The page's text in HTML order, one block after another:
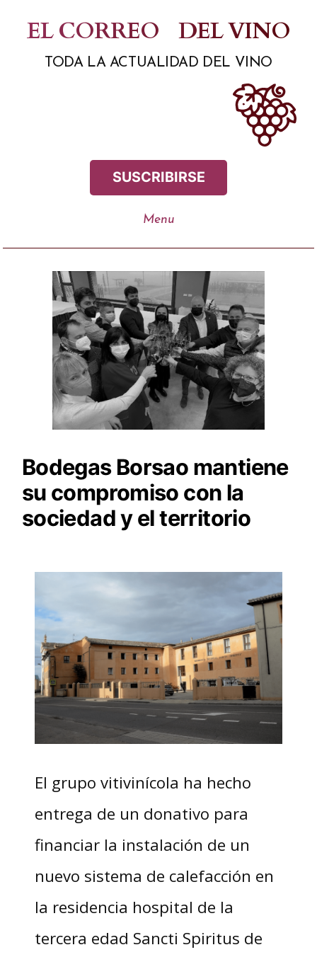
contenido
EL CORREO DEL VINO
TODA LA ACTUALIDAD DEL VINO
SUSCRIBIRSE
Bodegas Borsao mantiene
su compromiso con la
sociedad y el territorio
El grupo vitivinícola ha hecho
entrega de un donativo para
financiar la instalación de un
nuevo sistema de calefacción en
la residencia hospital de la
tercera edad Sancti Spiritus de